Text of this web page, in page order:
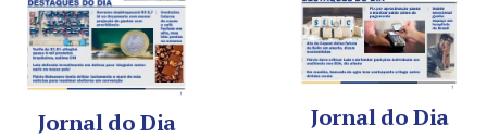
Jornal do Dia Jornal do Dia